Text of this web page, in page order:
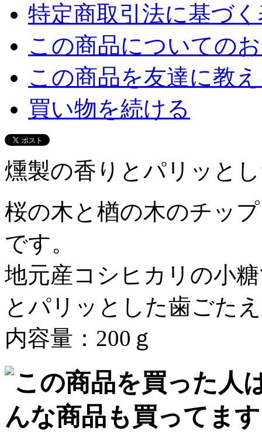
特定商取引法に基づ
この商品についての
この商品を友達に教
買い物を続ける
燻製の香りとパリッと
桜の木と楢の木のチッ
です。
地元産コシヒカリの小
とパリッとした歯ごた
内容量：200ｇ